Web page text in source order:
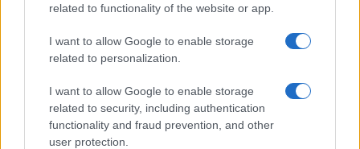
related to functionality of the website or app.
I want to allow Google to enable storage
related to personalization.
I want to allow Google to enable storage
related to security, including authentication
functionality and fraud prevention, and other
user protection.
Basket
Ciclismo